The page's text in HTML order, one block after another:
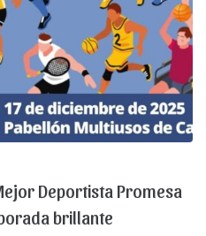
Deportista Promesa
brillante